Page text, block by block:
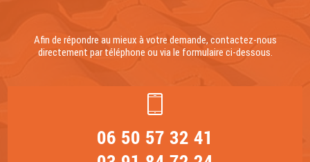
Afin de répondre au mieux à votre demande, contactez-nous
directement par téléphone ou via le formulaire ci-dessous.
06 50 57 32 41